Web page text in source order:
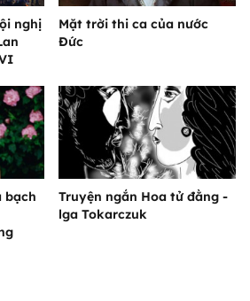
nghị
Mặt trời thi ca của nước
Đức
bạch
Truyện ngắn Hoa tử đằng -
lga Tokarczuk